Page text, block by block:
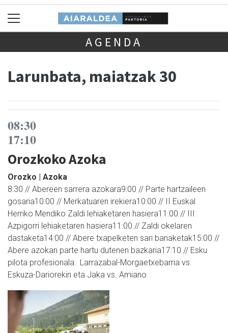
AGENDA
Larunbata, maiatzak 30
08:30
17:10
Orozkoko Azoka
Orozko | Azoka
8:30 // Abereen sarrera azokara9:00 // Parte hartzaileen
gosaria10:00 // Merkatuaren irekiera10:00 // II Euskal
Herriko Mendiko Zaldi lehiaketaren hasiera11:00 // III
Azpigorri lehiaketaren hasiera11:00 // Zaldi okelaren
dastaketa14:00 // Abere txapelketen sari banaketak15:00 //
Abere azokan parte hartu dutenen bazkaria17:10 // Esku
pilota profesionala: Larrazabal-Morgaetxebarria vs.
Eskuza-Dariorekin eta Jaka vs. Amiano